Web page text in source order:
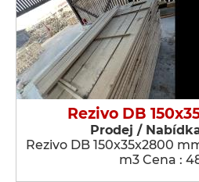
Rezivo DB
Prodej /
Rezivo DB 150x35x2800
m3 Cena :